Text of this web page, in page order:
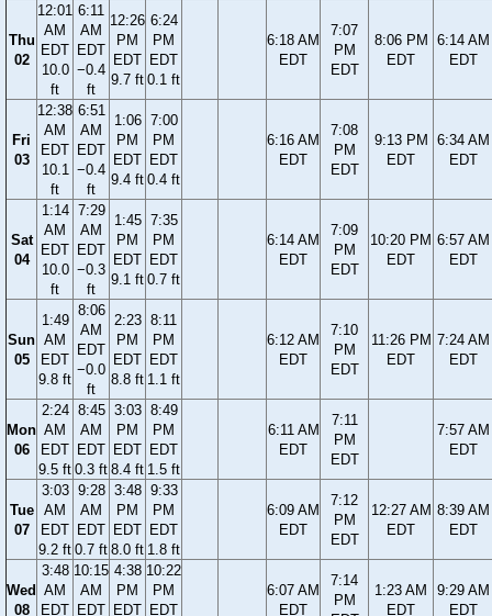
Thu
02
12:01
AM
EDT
10.0
ft
6:11
AM
EDT
−0.4
ft
12:26
PM
EDT
9.7 ft
6:24
PM
EDT
0.1 ft
6:18 AM
EDT
7:07
PM
EDT
8:06 PM
EDT
6:14 AM
EDT
Fri
03
12:38
AM
EDT
10.1
ft
6:51
AM
EDT
−0.4
ft
1:06
PM
EDT
9.4 ft
7:00
PM
EDT
0.4 ft
6:16 AM
EDT
7:08
PM
EDT
9:13 PM
EDT
6:34 AM
EDT
Sat
04
1:14
AM
EDT
10.0
ft
7:29
AM
EDT
−0.3
ft
1:45
PM
EDT
9.1 ft
7:35
PM
EDT
0.7 ft
6:14 AM
EDT
7:09
PM
EDT
10:20 PM
EDT
6:57 AM
EDT
Sun
05
1:49
AM
EDT
9.8 ft
8:06
AM
EDT
−0.0
ft
2:23
PM
EDT
8.8 ft
8:11
PM
EDT
1.1 ft
6:12 AM
EDT
7:10
PM
EDT
11:26 PM
EDT
7:24 AM
EDT
Mon
06
2:24
AM
EDT
9.5 ft
8:45
AM
EDT
0.3 ft
3:03
PM
EDT
8.4 ft
8:49
PM
EDT
1.5 ft
6:11 AM
EDT
7:11
PM
EDT
7:57 AM
EDT
Tue
07
3:03
AM
EDT
9.2 ft
9:28
AM
EDT
0.7 ft
3:48
PM
EDT
8.0 ft
9:33
PM
EDT
1.8 ft
6:09 AM
EDT
7:12
PM
EDT
12:27 AM
EDT
8:39 AM
EDT
Wed
08
3:48
AM
EDT
10:15
AM
EDT
4:38
PM
EDT
10:22
PM
EDT
6:07 AM
EDT
7:14
PM
1:23 AM
EDT
9:29 AM
EDT